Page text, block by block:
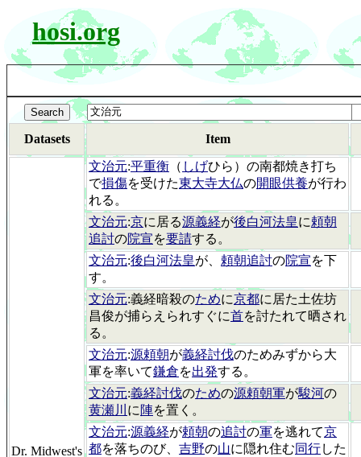
hosi.org
Datasets Item
Dr. Midwest's
文治元:平重衡 （ しげひら）の南都焼き打ち
で損傷を受けた東大寺大仏の開眼供養が行わ
れる。
文治元:京に居る源義経が後白河法皇に頼朝
追討の院宣を要請する。
文治元:後白河法皇が、 頼朝追討の院宣を下
す。
文治元:義経暗殺のために京都に居た土佐坊
昌俊が捕らえられすぐに首を討たれて晒され
る。
文治元:源頼朝が義経討伐のためみずから大
軍を率いて鎌倉を出発する。
文治元:義経討伐のための源頼朝軍が駿河の
黄瀬川 に 陣を置く。
文治元:源義経が頼朝の追討の軍を逃れて京
都を落ちのび、 吉野の山に隠れ住む同行した